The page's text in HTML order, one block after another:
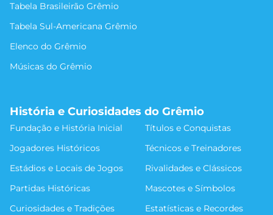
Tabela Brasileirão Grêmio
Tabela Sul-Americana Grêmio
Elenco do Grêmio
Músicas do Grêmio
História e Curiosidades do Grêmio
Fundação e História Inicial
Títulos e Conquistas
Jogadores Históricos
Técnicos e Treinadores
Estádios e Locais de Jogos
Rivalidades e Clássicos
Partidas Históricas
Mascotes e Símbolos
Curiosidades e Tradições
Estatísticas e Recordes